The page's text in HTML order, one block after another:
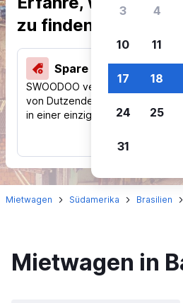
zu finden.
Spare 40 % und mehr
SWOODOO vergleicht Preise
von Dutzenden Reise-Websites
in einer einzigen Suche.
Mietwagen Südamerika Brasilien
Mietwagen in
3 4
10 11
17 18
24 25
31